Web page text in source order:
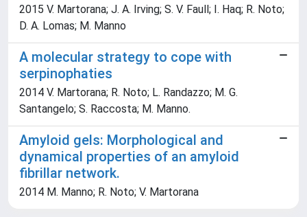
2015 V. Martorana; J. A. Irving; S. V. Faull; I. Haq; R. Noto;
D. A. Lomas; M. Manno
A molecular strategy to cope with
serpinophaties
2014 V. Martorana; R. Noto; L. Randazzo; M. G.
Santangelo; S. Raccosta; M. Manno.
Amyloid gels: Morphological and
dynamical properties of an amyloid
fibrillar network.
2014 M. Manno; R. Noto; V. Martorana